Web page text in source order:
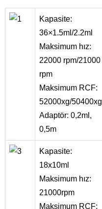
Kapasite:
36×1.5ml/2.2ml
Maksimum hız:
22000 rpm/21000
rpm
Maksimum RCF:
52000xg/50400xg
Adaptör: 0,2ml,
0,5m
Kapasite:
18x10ml
Maksimum hız:
21000rpm
Maksimum RCF: